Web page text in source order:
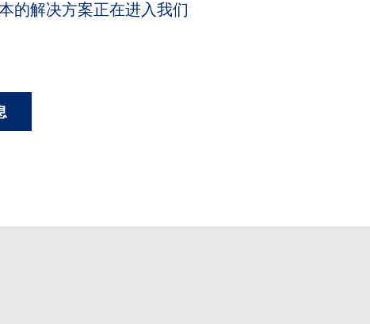
的解决方案正在进入我们